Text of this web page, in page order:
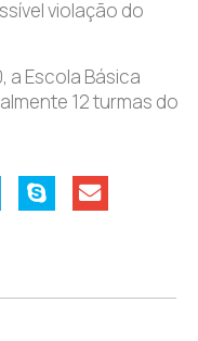
violação do
a Escola Básica
12 turmas do